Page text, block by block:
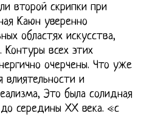
второй скрипки при
Каюн уверенно
областях искусства,
всех этих
очерчены. Что уже
влиятельности и
Это была солидная
до середины ХХ века. «с